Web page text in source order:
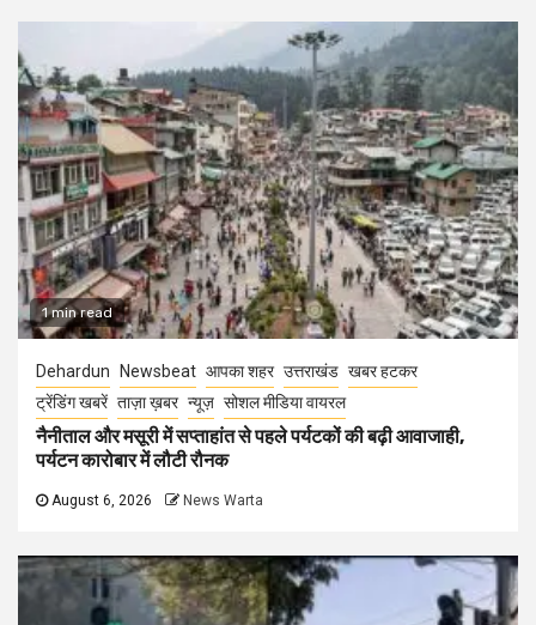
1 min read
Dehardun Newsbeat आपका शहर उत्तराखंड खबर हटकर
ट्रेंडिंग खबरें ताज़ा ख़बर न्यूज़ सोशल मीडिया वायरल
नैनीताल और मसूरी में सप्ताहांत से पहले पर्यटकों की बढ़ी आवाजाही,
पर्यटन कारोबार में लौटी रौनक
August 6, 2026 News Warta